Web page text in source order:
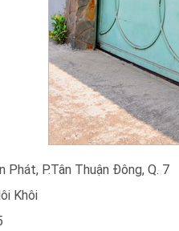
Phát, P.Tân Thuận Đông, Q. 7
Khôi